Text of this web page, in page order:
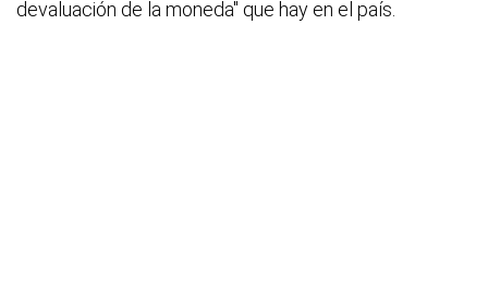
devaluación de la moneda" que hay en el país.